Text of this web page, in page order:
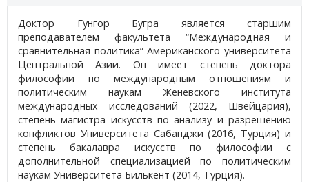
Доктор Гунгор Бугра является старшим
преподавателем факультета “Международная и
сравнительная политика” Американского университета
Центральной Азии. Он имеет степень доктора
философии по международным отношениям и
политическим наукам Женевского института
международных исследований (2022, Швейцария),
степень магистра искусств по анализу и разрешению
конфликтов Университета Сабанджи (2016, Турция) и
степень бакалавра искусств по философии с
дополнительной специализацией по политическим
наукам Университета Билькент (2014, Турция).